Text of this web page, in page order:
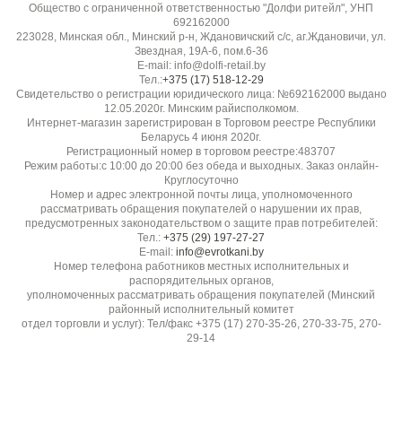
Общество с ограниченной ответственностью "Долфи ритейл", УНП
692162000
223028, Минская обл., Минский р-н, Ждановичский с/с, аг.Ждановичи, ул.
Звездная, 19А-6, пом.6-36
E-mail: info@dolfi-retail.by
Тел.:+375 (17) 518-12-29
Свидетельство о регистрации юридического лица: №692162000 выдано
12.05.2020г. Минским райисполкомом.
Интернет-магазин зарегистрирован в Торговом реестре Республики
Беларусь 4 июня 2020г.
Регистрационный номер в торговом реестре:483707
Режим работы:с 10:00 до 20:00 без обеда и выходных. Заказ онлайн-
Круглосуточно
Номер и адрес электронной почты лица, уполномоченного
рассматривать обращения покупателей о нарушении их прав,
предусмотренных законодательством о защите прав потребителей:
Тел.: +375 (29) 197-27-27
E-mail: info@evrotkani.by
Номер телефона работников местных исполнительных и
распорядительных органов,
уполномоченных рассматривать обращения покупателей (Минский
районный исполнительный комитет
отдел торговли и услуг): Тел/факс +375 (17) 270-35-26, 270-33-75, 270-
29-14